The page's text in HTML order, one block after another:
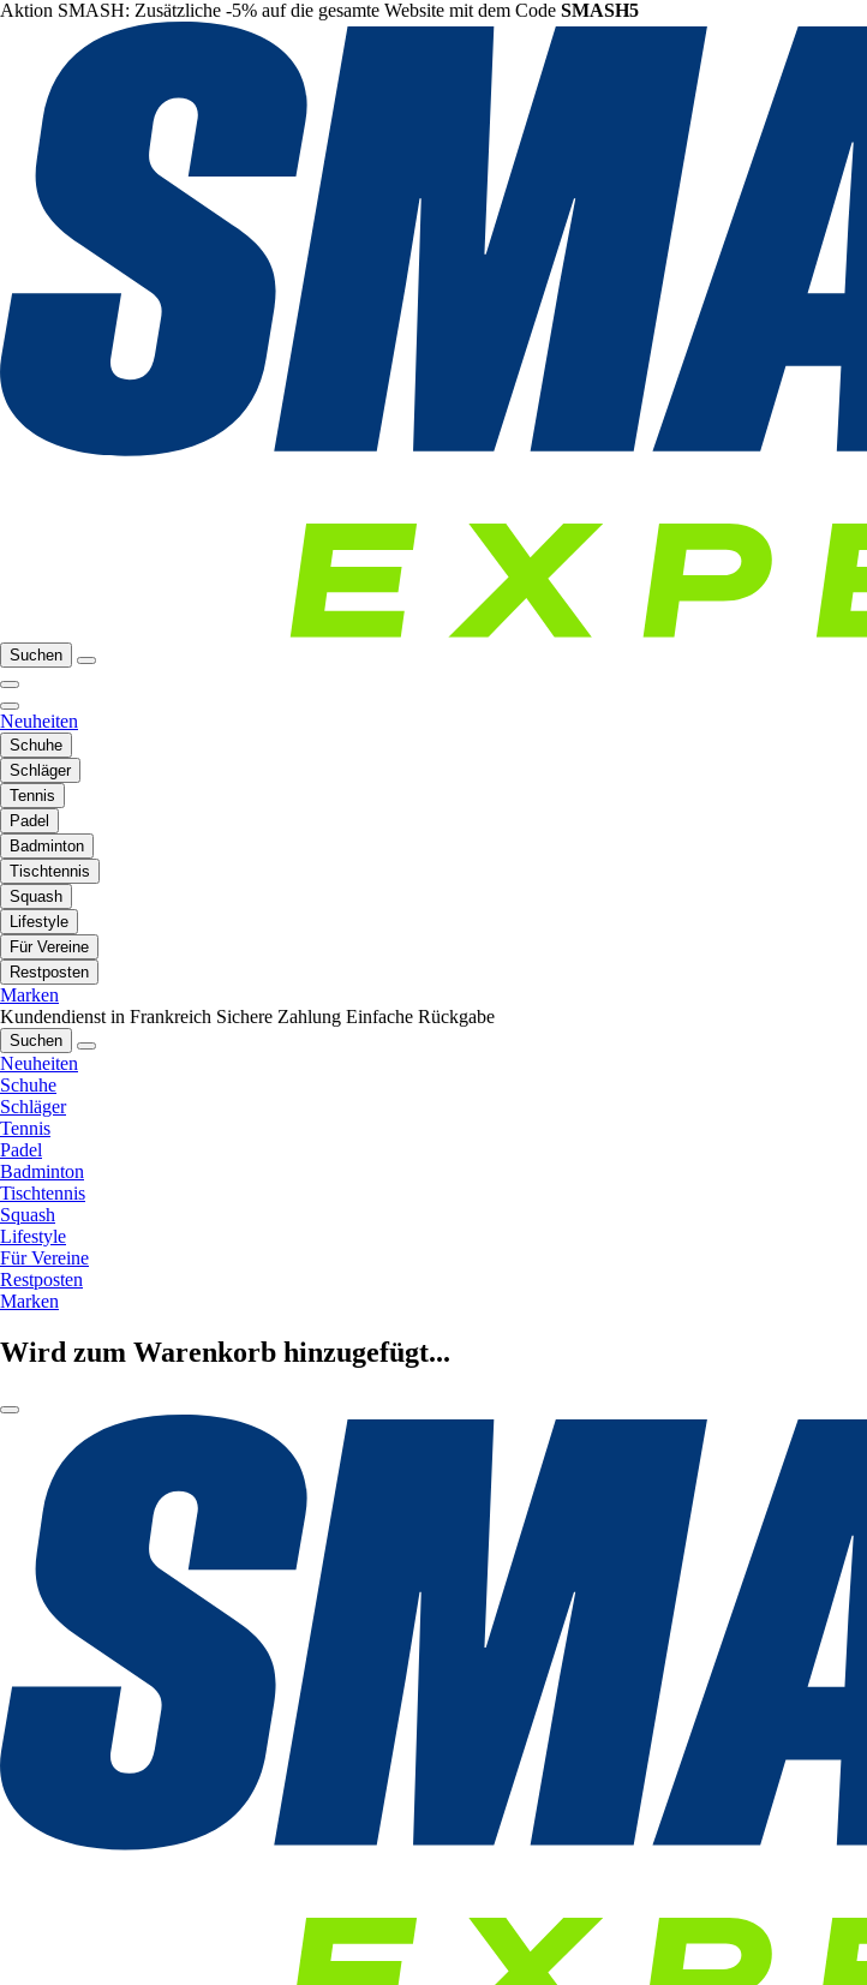
Aktion SMASH: Zusätzliche -5% auf die gesamte Website mit dem Code SMASH5
Suchen
Neuheiten
Schuhe
Schläger
Tennis
Padel
Badminton
Tischtennis
Squash
Lifestyle
Für Vereine
Restposten
Marken
Kundendienst in Frankreich Sichere Zahlung Einfache Rückgabe
Suchen
Neuheiten
Schuhe
Schläger
Tennis
Padel
Badminton
Tischtennis
Squash
Lifestyle
Für Vereine
Restposten
Marken
Wird zum Warenkorb hinzugefügt...